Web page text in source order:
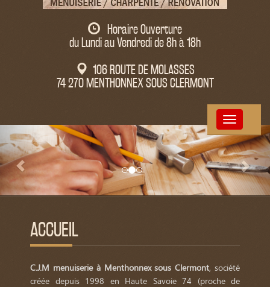
Horaire Ouverture
du Lundi au Vendredi de 8h à 18h
106 ROUTE DE MOLASSES
74 270 MENTHONNEX SOUS CLERMONT
Toggle
navigation
Précédent
ACCUEIL
C.J.M menuiserie à Menthonnex sous Clermont, société
créée depuis 1998 en Haute Savoie 74 (proche de